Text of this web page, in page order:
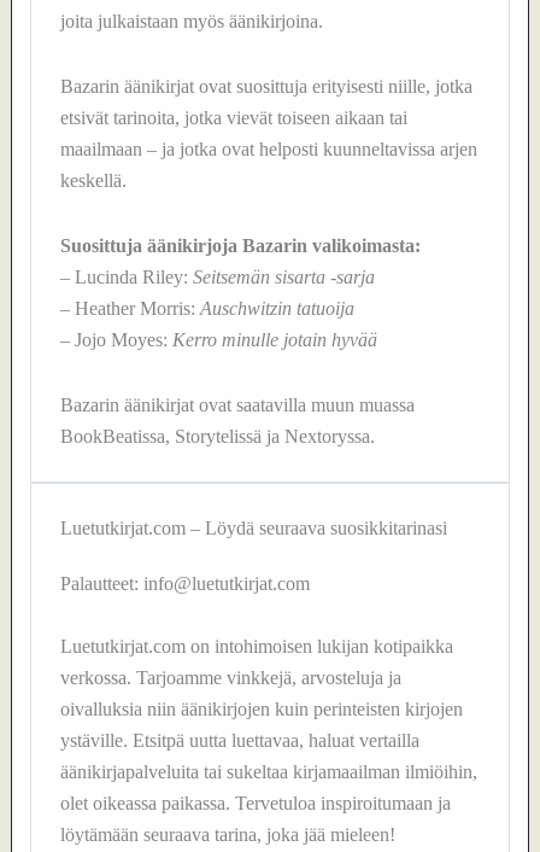
joita julkaistaan myös äänikirjoina.
Bazarin äänikirjat ovat suosittuja erityisesti niille, jotka
etsivät tarinoita, jotka vievät toiseen aikaan tai
maailmaan – ja jotka ovat helposti kuunneltavissa arjen
keskellä.
Suosittuja äänikirjoja Bazarin valikoimasta:
– Lucinda Riley: Seitsemän sisarta -sarja
– Heather Morris: Auschwitzin tatuoija
– Jojo Moyes: Kerro minulle jotain hyvää
Bazarin äänikirjat ovat saatavilla muun muassa
BookBeatissa, Storytelissä ja Nextoryssa.
Luetutkirjat.com – Löydä seuraava suosikkitarinasi
Palautteet: info@luetutkirjat.com
Luetutkirjat.com on intohimoisen lukijan kotipaikka
verkossa. Tarjoamme vinkkejä, arvosteluja ja
oivalluksia niin äänikirjojen kuin perinteisten kirjojen
ystäville. Etsitpä uutta luettavaa, haluat vertailla
äänikirjapalveluita tai sukeltaa kirjamaailman ilmiöihin,
olet oikeassa paikassa. Tervetuloa inspiroitumaan ja
löytämään seuraava tarina, joka jää mieleen!